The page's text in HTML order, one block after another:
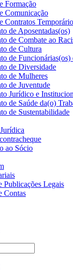
Formação
Comunicação
Contratos
de Aposentadas(os)
de Combate ao
de Cultura
de Funcionárias(os)
de Diversidade
de Mulheres
de Juventude
Jurídico e
de Saúde da(o)
de Sustentabilidade
ao Sócio
Publicações Legais
Contas